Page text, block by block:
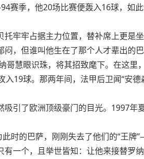
赛季，他20场比赛便轰入16球，如
牢牢占据主力位置，替补席上更是
，但谁叫他生在了那个人才辈出的巴
慧眼识珠，将其招致麾下。在这里
19球。那两年间，法甲后卫闻“安
吸引了欧洲顶级豪门的目光。1997
时的巴萨，刚刚失去了他们的“王
一个，且举世皆知：让他来接替罗纳